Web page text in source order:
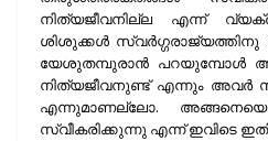
നിത്യജീവനില്ല എന്ന്
ശിശുക്കൾ
യേശുതമ്പുരാൻ പറയുമ്പോൾ
നിത്യജീവനുണ്ട് എന്നും
എന്നുമാണല്ലോ.
സ്വീകരിക്കുന്നു എന്ന് ഇവിടെ